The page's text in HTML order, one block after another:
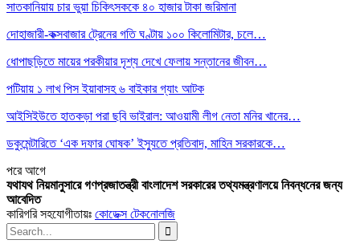
সাতকানিয়ায় চার ভুয়া চিকিৎসককে ৪০ হাজার টাকা জরিমানা
দোহাজারী-কক্সবাজার ট্রেনের গতি ঘণ্টায় ১০০ কিলোমিটার, চলে…
ধোপাছড়িতে মায়ের পরকীয়ার দৃশ্য দেখে ফেলায় সন্তানের জীবন…
পটিয়ায় ১ লাখ পিস ইয়াবাসহ ৬ বাইকার গ্যাং আটক
আইসিইউতে হাতকড়া পরা ছবি ভাইরাল: আওয়ামী লীগ নেতা মনির খানের…
ডকুমেন্টারিতে ‘এক দফার ঘোষক’ ইস্যুতে প্রতিবাদ, মাহিন সরকারকে…
পরেআগে
যথাযথ নিয়মানুসারে গণপ্রজাতন্ত্রী বাংলাদেশ সরকারের তথ্যমন্ত্রণালয়ে নিবন্ধনের জন্য
আবেদিত
কারিগরি সহযোগীতায়ঃ কোডেক্স টেকনোলজি